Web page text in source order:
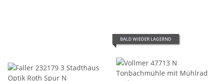
BALD WIEDER LAGERND